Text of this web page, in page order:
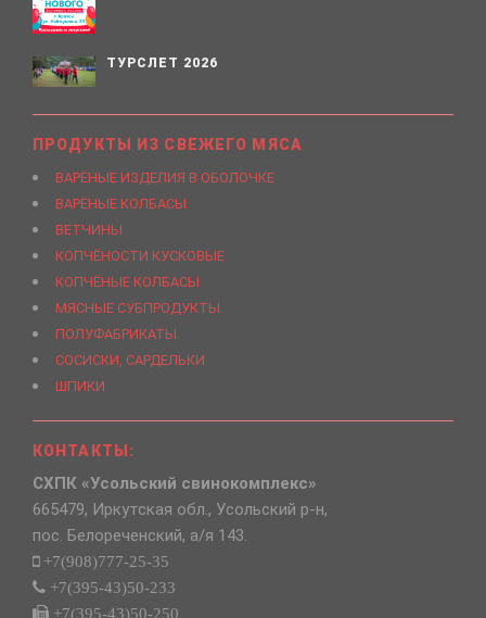
ТУРСЛЕТ 2026
ПРОДУКТЫ ИЗ СВЕЖЕГО МЯСА
ВАРЁНЫЕ ИЗДЕЛИЯ В ОБОЛОЧКЕ
ВАРЁНЫЕ КОЛБАСЫ
ВЕТЧИНЫ
КОПЧЁНОСТИ КУСКОВЫЕ
КОПЧЁНЫЕ КОЛБАСЫ
МЯСНЫЕ СУБПРОДУКТЫ
ПОЛУФАБРИКАТЫ
СОСИСКИ, САРДЕЛЬКИ
ШПИКИ
КОНТАКТЫ:
СХПК «Усольский свинокомплекс»
665479, Иркутская обл., Усольский р-н,
пос. Белореченский, а/я 143.
+7(908)777-25-35
+7(395-43)50-233
+7(395-43)50-250